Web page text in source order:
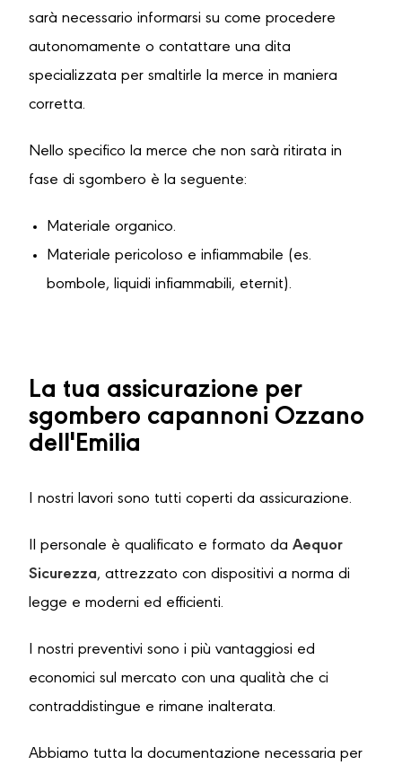
sarà necessario informarsi su come procedere
autonomamente o contattare una dita
specializzata per smaltirle la merce in maniera
corretta.
Nello specifico la merce che non sarà ritirata in
fase di sgombero è la seguente:
Materiale organico.
Materiale pericoloso e infiammabile (es.
bombole, liquidi infiammabili, eternit).
La tua assicurazione per
sgombero capannoni Ozzano
dell'Emilia
I nostri lavori sono tutti coperti da assicurazione.
Il personale è qualificato e formato da Aequor
Sicurezza, attrezzato con dispositivi a norma di
legge e moderni ed efficienti.
I nostri preventivi sono i più vantaggiosi ed
economici sul mercato con una qualità che ci
contraddistingue e rimane inalterata.
Abbiamo tutta la documentazione necessaria per